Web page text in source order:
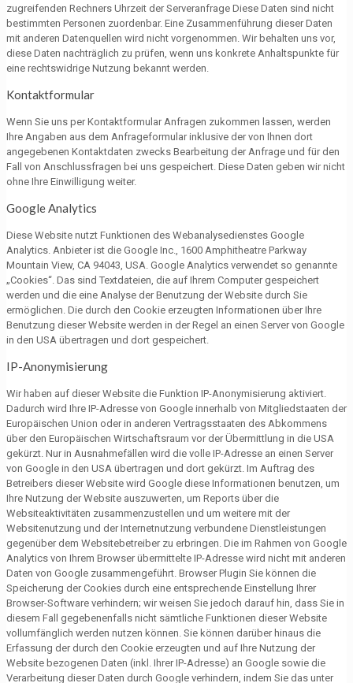
zugreifenden Rechners Uhrzeit der Serveranfrage Diese Daten sind nicht
bestimmten Personen zuordenbar. Eine Zusammenführung dieser Daten
mit anderen Datenquellen wird nicht vorgenommen. Wir behalten uns vor,
diese Daten nachträglich zu prüfen, wenn uns konkrete Anhaltspunkte für
eine rechtswidrige Nutzung bekannt werden.
Kontaktformular
Wenn Sie uns per Kontaktformular Anfragen zukommen lassen, werden
Ihre Angaben aus dem Anfrageformular inklusive der von Ihnen dort
angegebenen Kontaktdaten zwecks Bearbeitung der Anfrage und für den
Fall von Anschlussfragen bei uns gespeichert. Diese Daten geben wir nicht
ohne Ihre Einwilligung weiter.
Google Analytics
Diese Website nutzt Funktionen des Webanalysedienstes Google
Analytics. Anbieter ist die Google Inc., 1600 Amphitheatre Parkway
Mountain View, CA 94043, USA. Google Analytics verwendet so genannte
„Cookies“. Das sind Textdateien, die auf Ihrem Computer gespeichert
werden und die eine Analyse der Benutzung der Website durch Sie
ermöglichen. Die durch den Cookie erzeugten Informationen über Ihre
Benutzung dieser Website werden in der Regel an einen Server von Google
in den USA übertragen und dort gespeichert.
IP-Anonymisierung
Wir haben auf dieser Website die Funktion IP-Anonymisierung aktiviert.
Dadurch wird Ihre IP-Adresse von Google innerhalb von Mitgliedstaaten der
Europäischen Union oder in anderen Vertragsstaaten des Abkommens
über den Europäischen Wirtschaftsraum vor der Übermittlung in die USA
gekürzt. Nur in Ausnahmefällen wird die volle IP-Adresse an einen Server
von Google in den USA übertragen und dort gekürzt. Im Auftrag des
Betreibers dieser Website wird Google diese Informationen benutzen, um
Ihre Nutzung der Website auszuwerten, um Reports über die
Websiteaktivitäten zusammenzustellen und um weitere mit der
Websitenutzung und der Internetnutzung verbundene Dienstleistungen
gegenüber dem Websitebetreiber zu erbringen. Die im Rahmen von Google
Analytics von Ihrem Browser übermittelte IP-Adresse wird nicht mit anderen
Daten von Google zusammengeführt. Browser Plugin Sie können die
Speicherung der Cookies durch eine entsprechende Einstellung Ihrer
Browser-Software verhindern; wir weisen Sie jedoch darauf hin, dass Sie in
diesem Fall gegebenenfalls nicht sämtliche Funktionen dieser Website
vollumfänglich werden nutzen können. Sie können darüber hinaus die
Erfassung der durch den Cookie erzeugten und auf Ihre Nutzung der
Website bezogenen Daten (inkl. Ihrer IP-Adresse) an Google sowie die
Verarbeitung dieser Daten durch Google verhindern, indem Sie das unter